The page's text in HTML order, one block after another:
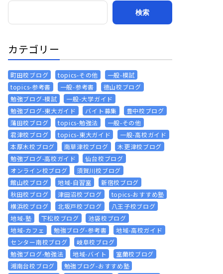
カテゴリー
町田校ブログ topics-その他
一般-模試
topics-参考書
一般-参考書
徳山校ブログ
勉強ブログ-模試
一般-大学ガイド
勉強ブログ-東大ガイド
バイト募集
豊中校ブログ
蒲田校ブログ
topics-勉強法
一般-その他
君津校ブログ
topics-東大ガイド
一般-高校ガイド
本厚木校ブログ
南草津校ブログ
木更津校ブログ
勉強ブログ-高校ガイド
仙台校ブログ
オンライン校ブログ
須賀川校ブログ
館山校ブログ
地域-自習室
新宿校ブログ
秋田校ブログ
津田沼校ブログ
topics-おすすめ塾
横浜校ブログ
北坂戸校ブログ
八王子校ブログ
地域-塾
下松校ブログ
池袋校ブログ
地域-カフェ
勉強ブログ-参考書
地域-高校ガイド
センター南校ブログ
岐阜校ブログ
勉強ブログ-勉強法
地域-バイト
室蘭校ブログ
湘南台校ブログ
勉強ブログ-おすすめ塾